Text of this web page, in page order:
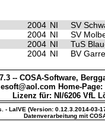
2004 NI
SV
2004 NI
SV
2004 NI
TuS
2004 NI BV
-- COSA-Software,
Home-Page:
Lizenz für: NI/6206 VfL
- LaIVE (Version: 0.12.3.2014-03-
Datenverarbeitung mit